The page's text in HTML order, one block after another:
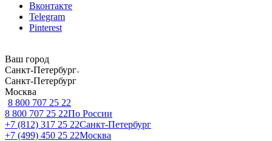
Вконтакте
Telegram
Pinterest
Ваш город
Санкт-Петербург
Санкт-Петербург
Москва
8 800 707 25 22
8 800 707 25 22По России
+7 (812) 317 25 22Санкт-Петербург
+7 (499) 450 25 22Москва